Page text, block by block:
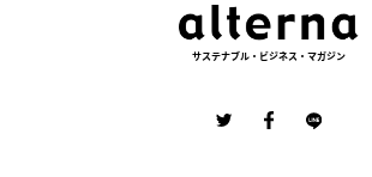
サステナブル・ビジネス・マガジン